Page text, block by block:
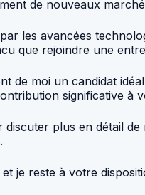
de nouveaux
les avancées
que rejoindre une
de moi un candidat
significative à
plus en détail
je reste à votre